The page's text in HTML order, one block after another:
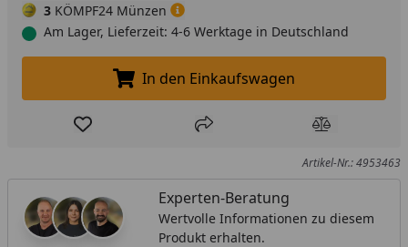
3 KÖMPF24 Münzen
Am Lager, Lieferzeit: 4-6 Werktage in Deutschland
In den Einkaufswagen legen
In den Einkaufswagen
Produkt zur Wunschliste hinzufügen
Teilen Produkt
Artikel-Nr.: 4953463
Experten-Beratung
Wertvolle Informationen zu diesem
Produkt erhalten.